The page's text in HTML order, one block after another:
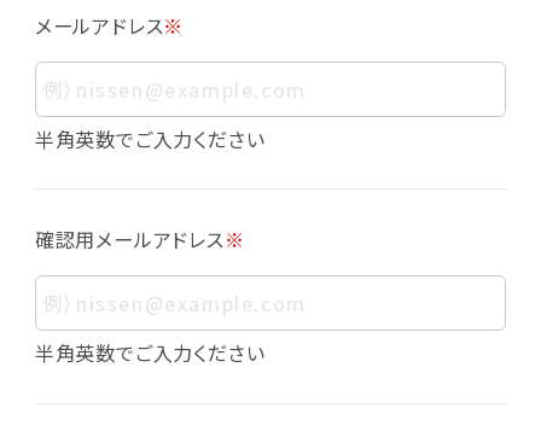
す。また、その情報のみでは識別できない場合で
も、他の情報と容易に照合することで、結果的に
お客様個人を識別できるものも個人情報に含ま
れます。
個人情報の利用目的について
下の通りであり、これらの目的達成の範囲を超
えてお客様の個人情報を利用することはありま
せん。
・会員登録者の個人認証
・会員ポイントプログラムの運営
メールアドレス※
半角英数でご入力ください
確認用メールアドレス※
半角英数でご入力ください